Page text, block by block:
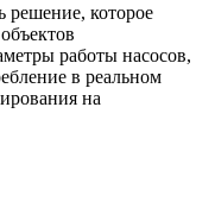
решение, которое
работы насосов,
в реальном
на